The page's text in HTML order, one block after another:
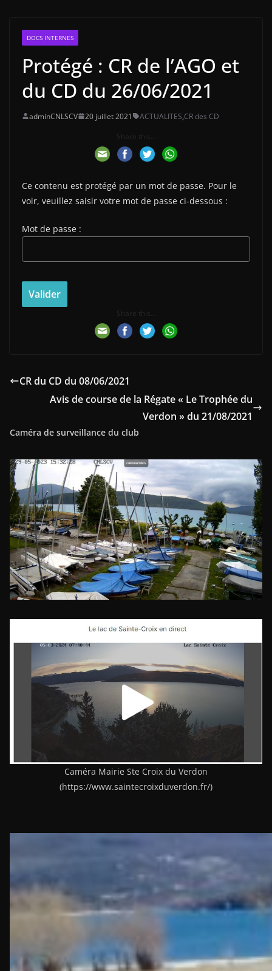
DOCS INTERNES
Protégé : CR de l’AGO et
du CD du 26/06/2021
adminCNLSCV 20 juillet 2021 ACTUALITES,CR des CD
Share this...
Ce contenu est protégé par un mot de passe. Pour le
voir, veuillez saisir votre mot de passe ci-dessous :
Mot de passe :
Share this...
CR du CD du 08/06/2021
Avis de course de la Régate « Le Trophée du
Verdon » du 21/08/2021
Caméra de surveillance du club
Caméra Mairie Ste Croix du Verdon
(https://www.saintecroixduverdon.fr/)